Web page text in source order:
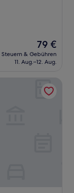
Der
Preis
beträgt
79 €
Steuern & Gebühren
11. Aug.–12. Aug.